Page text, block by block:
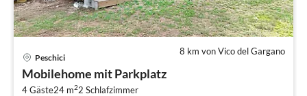
8 km von Vico del Gargano
Peschici
Mobilehome mit Parkplatz
4 Gäste24 m22 Schlafzimmer